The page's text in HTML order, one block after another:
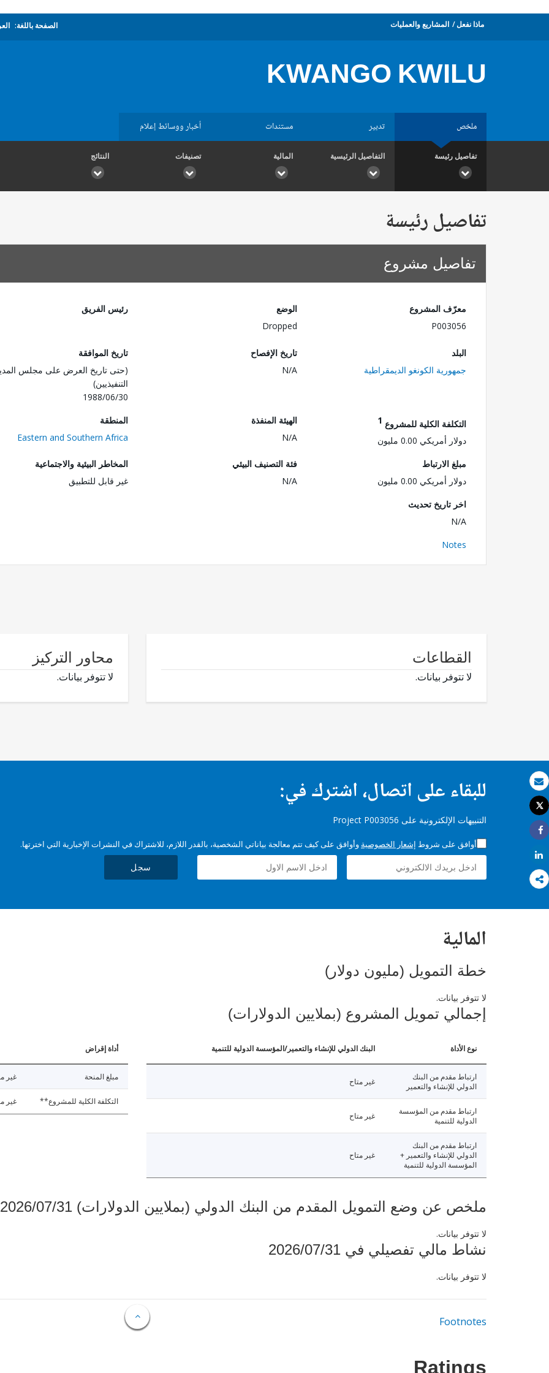
بريد الكتروني
طباعة
Tweet
Share
Share
ماذا نفعل المشاريع والعمليات الصفحة باللغة:
KWANGO KWILU
ملخص تدبير مستندات أخبار ووسائط إعلام
تفاصيل رئيسة التفاصيل الرئيسية المالية تصنيفات النتائج
تفاصيل رئيسة
تفاصيل مشروع
معرّف المشروع
P003056
الوضع
Dropped
رئيس الفريق
البلد
جمهورية الكونغو الديمقراطية
تاريخ الإفصاح
N/A
تاريخ الموافقة
(حتى تاريخ العرض على مجلس
التنفيذيين)
1988/06/30
التكلفة الكلية للمشروع 1
دولار أمريكي 0.00 مليون
الهيئة المنفذة
N/A
المنطقة
Eastern and Southern Africa
مبلغ الارتباط
دولار أمريكي 0.00 مليون
فئة التصنيف البيئي
N/A
المخاطر البيئية والاجتماعية
غير قابل للتطبيق
اخر تاريخ تحديث
N/A
Notes
القطاعات
لا تتوفر بيانات.
محاور التركيز
لا تتوفر بيانات.
للبقاء على اتصال، اشترك في:
التنبيهات الإلكترونية على Project P003056
أوافق على شروط إشعار الخصوصية وأوافق على كيف تتم معالجة بياناتي الشخصية، بالقدر اللازم، للاشتراك في النشرات الإخبارية التي اخترتها.
سجل
المالية
خطة التمويل (مليون دولار)
لا تتوفر بيانات.
إجمالي تمويل المشروع (بملايين الدولارات)
نوع الأداة البنك الدولي للإنشاء والتعمير/المؤسسة الدولية للتنمية
ارتباط مقدم من البنك
الدولي للإنشاء والتعمير
غير متاح
ارتباط مقدم من المؤسسة
الدولية للتنمية
غير متاح
ارتباط مقدم من البنك
الدولي للإنشاء والتعمير +
المؤسسة الدولية للتنمية
غير متاح
أداة إقراض
مبلغ المنحة غير
التكلفة الكلية للمشروع** غير
ملخص عن وضع التمويل المقدم من البنك الدولي (بملايين الدولارات) 2026/07/31
لا تتوفر بيانات.
نشاط مالي تفصيلي في 2026/07/31
لا تتوفر بيانات.
Footnotes